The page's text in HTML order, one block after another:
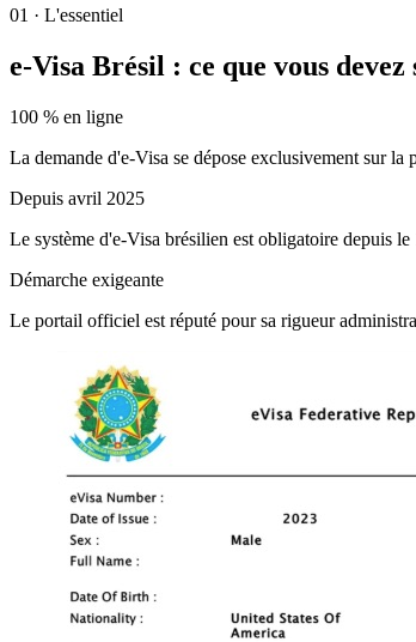
01 · L'essentiel
e-Visa Brésil : ce que vous
100 % en ligne
La demande d'e-Visa se dépose exclusivement sur
Depuis avril 2025
Le système d'e-Visa brésilien est obligatoire depuis
Démarche exigeante
Le portail officiel est réputé pour sa rigueur